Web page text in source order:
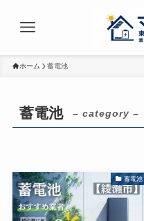
ホーム 蓄電池
蓄電池 – category –
蓄電池